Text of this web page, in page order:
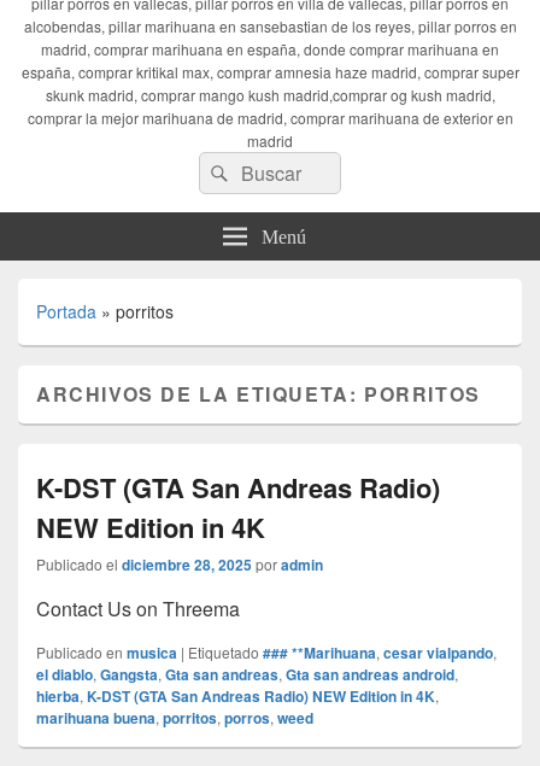
alcobendas, pillar marihuana en sansebastian de los reyes, pillar porros en
madrid, comprar marihuana en españa, donde comprar marihuana en
españa, comprar kritikal max, comprar amnesia haze madrid, comprar super
skunk madrid, comprar mango kush madrid,comprar og kush madrid,
comprar la mejor marihuana de madrid, comprar marihuana de exterior en
madrid
Buscar
por:
Buscar
Menú
Portada » porritos
ARCHIVOS DE LA ETIQUETA: PORRITOS
K-DST (GTA San Andreas Radio)
NEW Edition in 4K
Publicado el diciembre 28, 2025poradmin
Contact Us on Threema
Publicado en musica | Etiquetado ### **Marihuana, cesar vialpando,
el diablo, Gangsta, Gta san andreas, Gta san andreas android,
hierba, K-DST (GTA San Andreas Radio) NEW Edition in 4K,
marihuana buena, porritos, porros, weed